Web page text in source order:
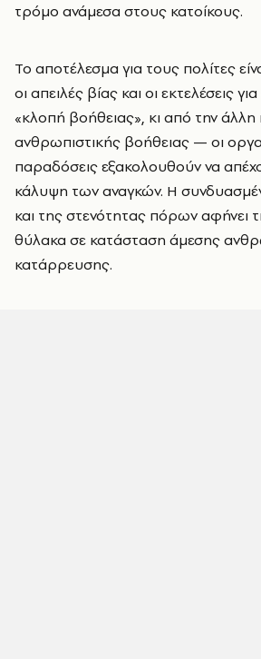
τρόμο ανάμεσα στους κατοίκους.
Το αποτέλεσμα για τους πολίτες
οι απειλές βίας και οι εκτελέσεις
«κλοπή βοήθειας», κι από την
ανθρωπιστικής βοήθειας — οι
παραδόσεις εξακολουθούν να
κάλυψη των αναγκών. Η
και της στενότητας πόρων αφήνει
θύλακα σε κατάσταση άμεσης
κατάρρευσης.